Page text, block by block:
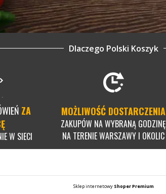
Dlaczego Polski Koszyk
ZA
W SIECI
MOŻLIWOŚĆ DOSTARCZENIA
ZAKUPÓW NA WYBRANĄ GODZINĘ
NA TERENIE WARSZAWY I OKOLIC
Sklep internetowy Shoper Premium